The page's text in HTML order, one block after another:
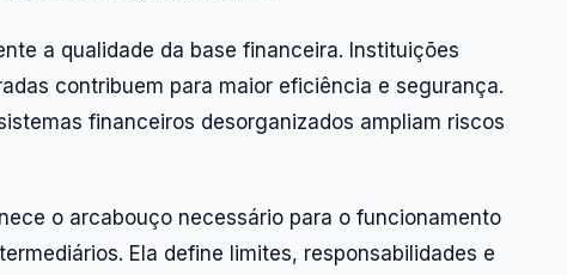
a qualidade da base financeira. Instituições
contribuem para maior eficiência e segurança.
financeiros desorganizados ampliam riscos
o arcabouço necessário para o funcionamento
Ela define limites, responsabilidades e